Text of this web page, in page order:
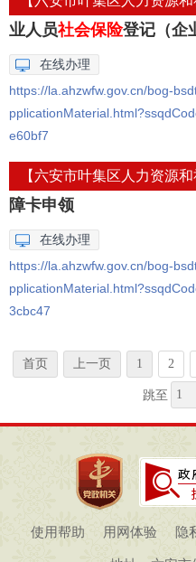
业人员社会保险登记（企
在线办理
https://la.ahzwfw.gov.cn/bog-
e60bf7
【六安市叶集区人力资源和
障卡申领
在线办理
https://la.ahzwfw.gov.cn/bog-
3cbc47
首页 上一页 1 2
跳至
使用帮助 用网体验 隐